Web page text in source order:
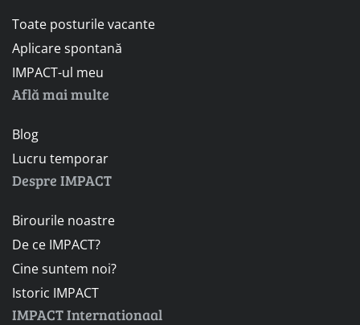
Toate posturile vacante
Aplicare spontană
IMPACT-ul meu
Află mai multe
Blog
Lucru temporar
Despre IMPACT
Birourile noastre
De ce IMPACT?
Cine suntem noi?
Istoric IMPACT
IMPACT Internationaal